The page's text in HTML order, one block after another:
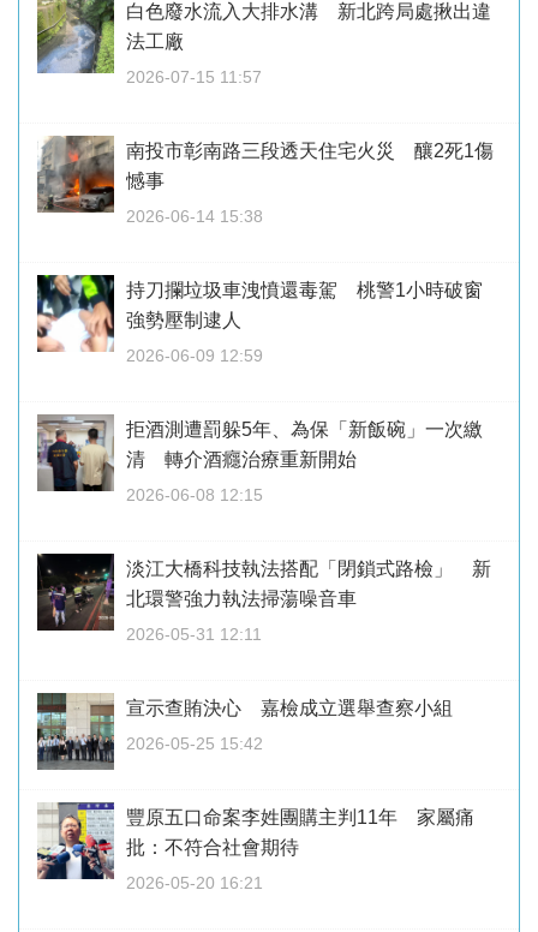
白色廢水流入大排水溝 新北跨局處揪出違
法工廠
2026-07-15 11:57
南投市彰南路三段透天住宅火災 釀2死1傷
憾事
2026-06-14 15:38
持刀攔垃圾車洩憤還毒駕 桃警1小時破窗
強勢壓制逮人
2026-06-09 12:59
拒酒測遭罰躲5年、為保「新飯碗」一次繳
清 轉介酒癮治療重新開始
2026-06-08 12:15
淡江大橋科技執法搭配「閉鎖式路檢」 新
北環警強力執法掃蕩噪音車
2026-05-31 12:11
宣示查賄決心 嘉檢成立選舉查察小組
2026-05-25 15:42
豐原五口命案李姓團購主判11年 家屬痛
批：不符合社會期待
2026-05-20 16:21